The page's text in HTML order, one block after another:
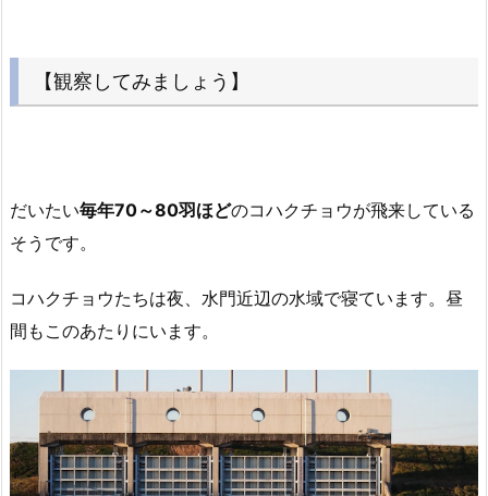
【観察してみましょう】
だいたい毎年70～80羽ほどのコハクチョウが飛来している
そうです。
コハクチョウたちは夜、水門近辺の水域で寝ています。昼
間もこのあたりにいます。